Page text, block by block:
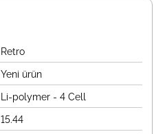
Retro
Yeni ürün
Li-polymer - 4 Cell
15.44